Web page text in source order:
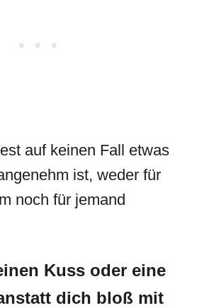
auf keinen Fall etwas
ist, weder für
noch für jemand
Kuss oder eine
dich bloß mit